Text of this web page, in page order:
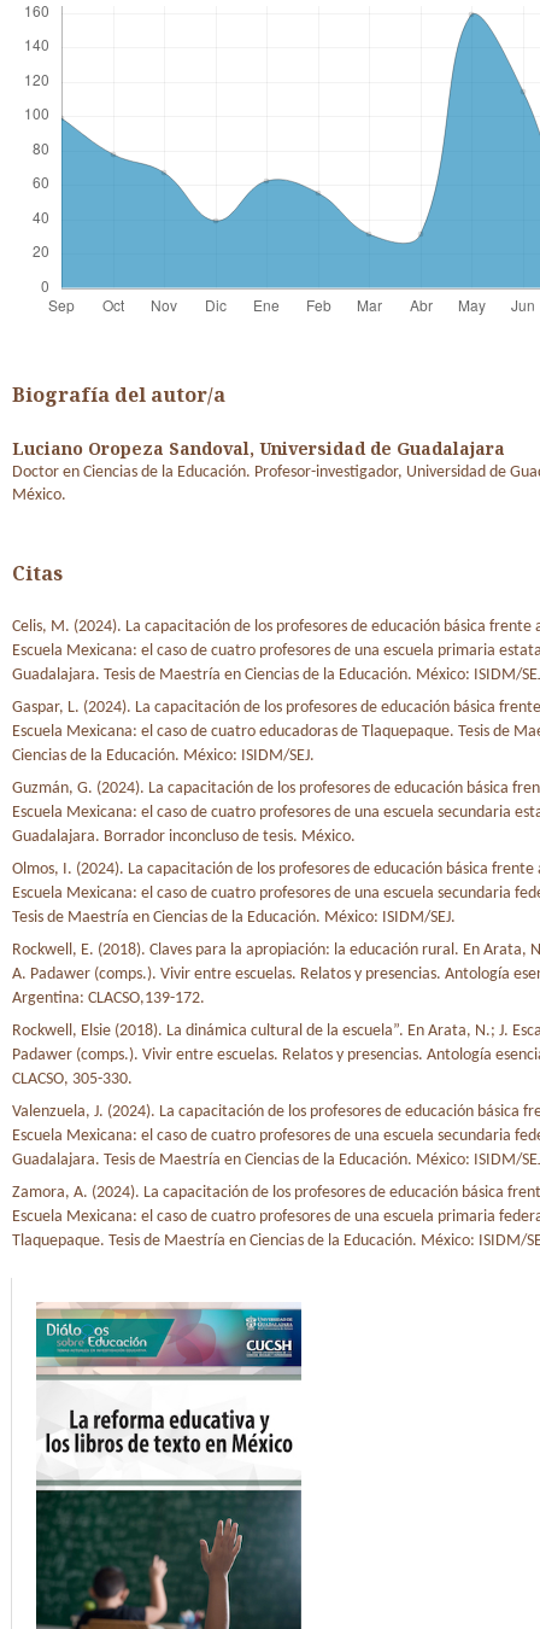
Biografía del autor/a
Luciano Oropeza Sandoval, Universidad de Guadalajara
Doctor en Ciencias de la Educación. Profesor-investigador, Universidad de
México.
Citas
Celis, M. (2024). La capacitación de los profesores de educación básica frente
Escuela Mexicana: el caso de cuatro profesores de una escuela primaria
Guadalajara. Tesis de Maestría en Ciencias de la Educación. México: ISIDM/
Gaspar, L. (2024). La capacitación de los profesores de educación básica
Escuela Mexicana: el caso de cuatro educadoras de Tlaquepaque. Tesis de
Ciencias de la Educación. México: ISIDM/SEJ.
Guzmán, G. (2024). La capacitación de los profesores de educación básica
Escuela Mexicana: el caso de cuatro profesores de una escuela secundaria
Guadalajara. Borrador inconcluso de tesis. México.
Olmos, I. (2024). La capacitación de los profesores de educación básica frente
Escuela Mexicana: el caso de cuatro profesores de una escuela secundaria
Tesis de Maestría en Ciencias de la Educación. México: ISIDM/SEJ.
Rockwell, E. (2018). Claves para la apropiación: la educación rural. En Arata,
A. Padawer (comps.). Vivir entre escuelas. Relatos y presencias. Antología
Argentina: CLACSO,139-172.
Rockwell, Elsie (2018). La dinámica cultural de la escuela”. En Arata, N.; J.
Padawer (comps.). Vivir entre escuelas. Relatos y presencias. Antología
CLACSO, 305-330.
Valenzuela, J. (2024). La capacitación de los profesores de educación básica
Escuela Mexicana: el caso de cuatro profesores de una escuela secundaria
Guadalajara. Tesis de Maestría en Ciencias de la Educación. México: ISIDM/
Zamora, A. (2024). La capacitación de los profesores de educación básica
Escuela Mexicana: el caso de cuatro profesores de una escuela primaria
Tlaquepaque. Tesis de Maestría en Ciencias de la Educación. México: ISIDM/